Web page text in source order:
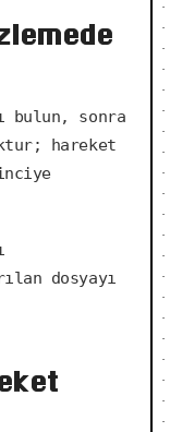
bulun, sonra
hareket
dosyayı